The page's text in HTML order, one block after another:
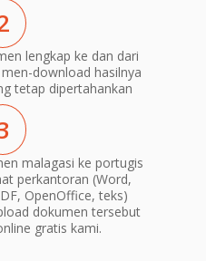
lengkap ke dan dari
download hasilnya
tetap dipertahankan
malagasi ke portugis
perkantoran (Word,
OpenOffice, teks)
dokumen tersebut
gratis kami.